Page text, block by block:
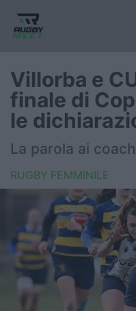
Nazionale
Nazionali giovanili
Rugby Sevens
Internazionale
6 Nazioni
United Rugby
Villorba e
finale di
le
La parola ai
RUGBY FEMMINILE